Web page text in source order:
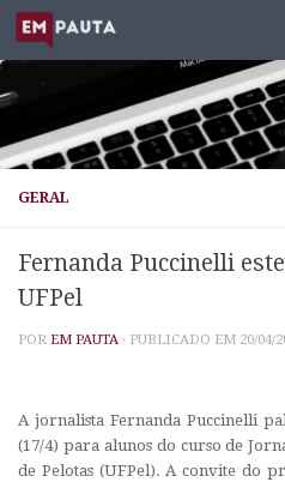
Skip to content
GERAL
Fernanda Puccinelli
UFPel
POR EM PAUTA · PUBLICADO EM 20/04/
A jornalista Fernanda Puccinelli
(17/4) para alunos do curso de
de Pelotas (UFPel). A convite do